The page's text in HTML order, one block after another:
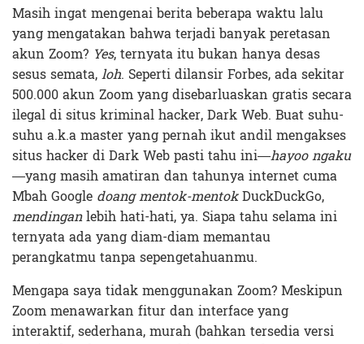
Masih ingat mengenai berita beberapa waktu lalu
yang mengatakan bahwa terjadi banyak peretasan
akun Zoom? Yes, ternyata itu bukan hanya desas
sesus semata,loh. Seperti dilansir Forbes, ada sekitar
500.000 akun Zoom yang disebarluaskan gratis secara
ilegal di situs kriminal hacker, Dark Web. Buat suhu-
suhu a.k.a master yang pernah ikut andil mengakses
situs hacker di Dark Web pasti tahu ini—hayoo ngaku
—yang masih amatiran dan tahunya internet cuma
Mbah Google doang mentok-mentokDuckDuckGo,
mendinganlebih hati-hati, ya. Siapa tahu selama ini
ternyata ada yang diam-diam memantau
perangkatmu tanpa sepengetahuanmu.
Mengapa saya tidak menggunakan Zoom? Meskipun
Zoom menawarkan fitur dan interface yang
interaktif, sederhana, murah (bahkan tersedia versi